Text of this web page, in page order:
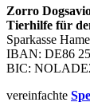
Zorro
Tierhilfe für
Sparkasse
IBAN: DE86
BIC:
vereinfachte